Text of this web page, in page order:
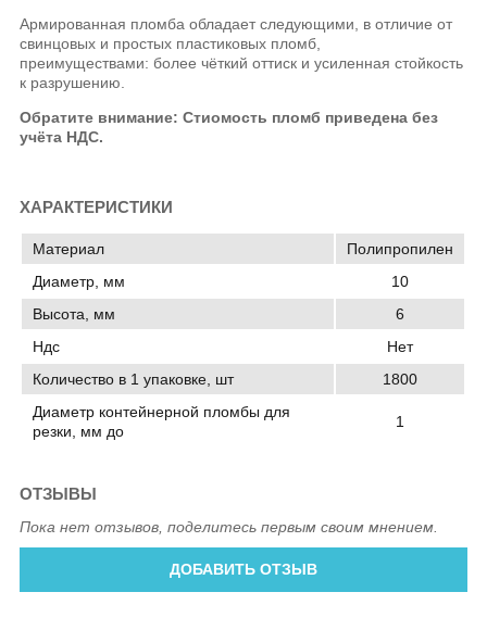
Армированная пломба обладает следующими, в отличие от
свинцовых и простых пластиковых пломб,
преимуществами: более чёткий оттиск и усиленная стойкость
к разрушению.
Обратите внимание: Стиомость пломб приведена без
учёта НДС.
ХАРАКТЕРИСТИКИ
Материал
Полипропилен
Диаметр, мм
10
Высота, мм
6
Ндс
Нет
Количество в 1 упаковке, шт
1800
Диаметр контейнерной пломбы для
резки, мм до
1
ОТЗЫВЫ
Пока нет отзывов, поделитесь первым своим мнением.
ДОБАВИТЬ ОТЗЫВ